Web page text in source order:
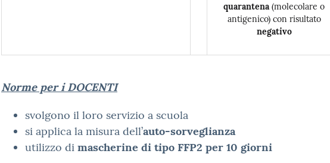
quarantena(molecolare o
antigenico) con risultato
negativo
Norme per i DOCENTI
svolgono il loro servizio a scuola
si applica la misura dell’auto-sorveglianza
utilizzo di mascherine di tipo FFP2 per 10 giorni